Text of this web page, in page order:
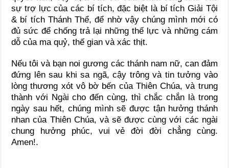
sự trợ lực của các bí tích, đặc biệt là bí tích Giải Tội
& bí tích Thánh Thể, để nhờ vậy chúng mình mới có
đủ sức để chống trả lại những thế lực và những cám
dỗ của ma quỷ, thế gian và xác thịt.
Nếu tôi và bạn noi gương các thánh nam nữ, can đảm
đứng lên sau khi sa ngã, cậy trông và tin tưởng vào
lòng thương xót vô bờ bến của Thiên Chúa, và trung
thành với Ngài cho đến cùng, thì chắc chắn là trong
ngày sau hết, chúng mình sẽ được tận hưởng thánh
nhan của Thiên Chúa, và sẽ được cùng với các ngài
chung hưởng phúc, vui vẻ đời đời chẳng cùng.
Amen!.